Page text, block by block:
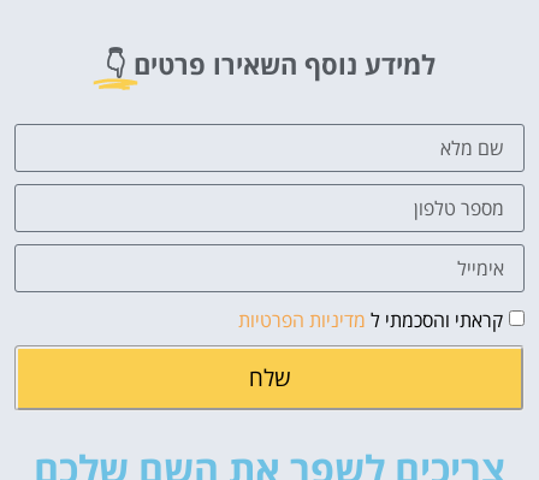
למידע נוסף השאירו פרטים 👇
קראתי והסכמתי ל מדיניות הפרטיות
שלח
צריכים לשפר את השם שלכם